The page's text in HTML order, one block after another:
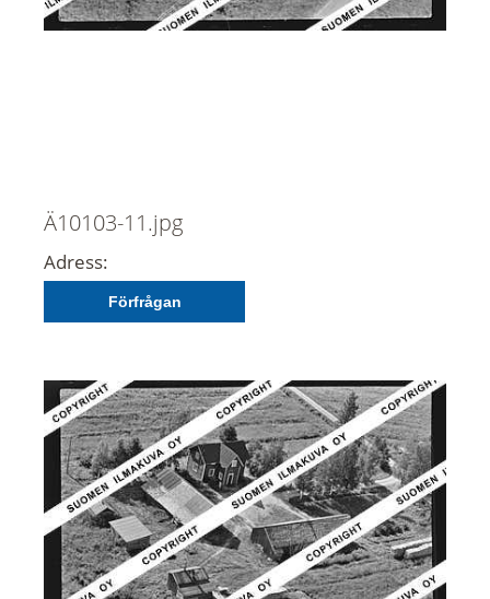
Ä10103-11.jpg
Adress:
Förfrågan